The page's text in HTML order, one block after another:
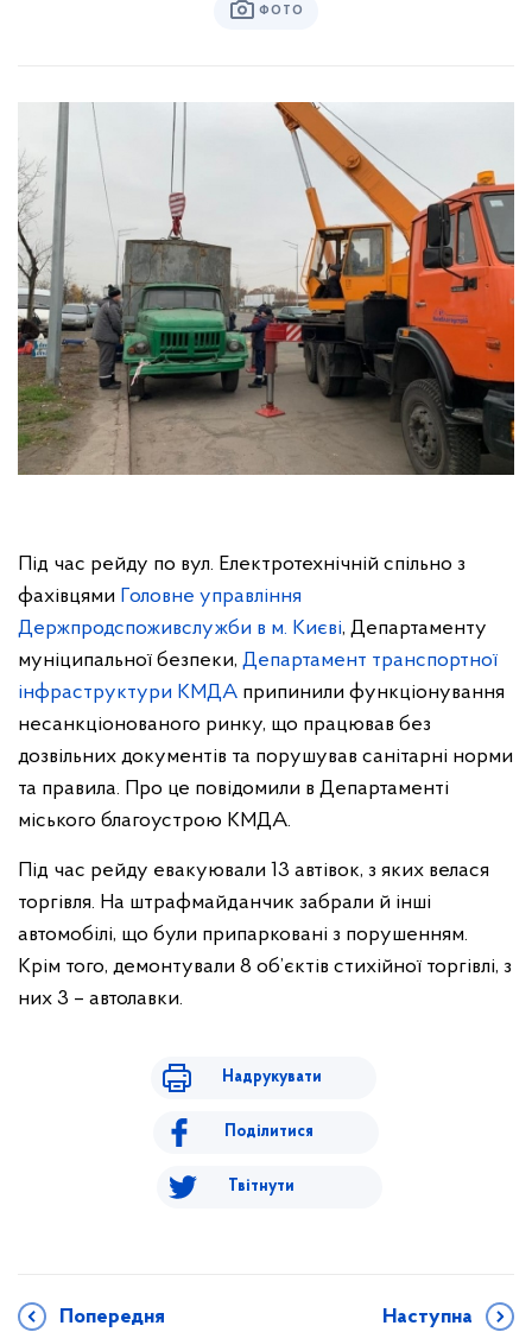
ФОТО
Під час рейду по вул. Електротехнічній спільно з
фахівцями Головне управління
Держпродспоживслужби в м. Києві, Департаменту
муніципальної безпеки, Департамент транспортної
інфраструктури КМДА припинили функціонування
несанкціонованого ринку, що працював без
дозвільних документів та порушував санітарні норми
та правила. Про це повідомили в Департаменті
міського благоустрою КМДА.
Під час рейду евакуювали 13 автівок, з яких велася
торгівля. На штрафмайданчик забрали й інші
автомобілі, що були припарковані з порушенням.
Крім того, демонтували 8 об’єктів стихійної торгівлі, з
них 3 – автолавки.
Надрукувати
Поділитися
Твітнути
Попередня Наступна